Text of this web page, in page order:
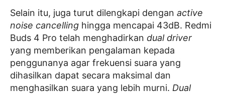
Selain itu, juga turut dilengkapi dengan active
noise cancelling hingga mencapai 43dB. Redmi
Buds 4 Pro telah menghadirkan dual driver
yang memberikan pengalaman kepada
penggunanya agar frekuensi suara yang
dihasilkan dapat secara maksimal dan
menghasilkan suara yang lebih murni. Dual